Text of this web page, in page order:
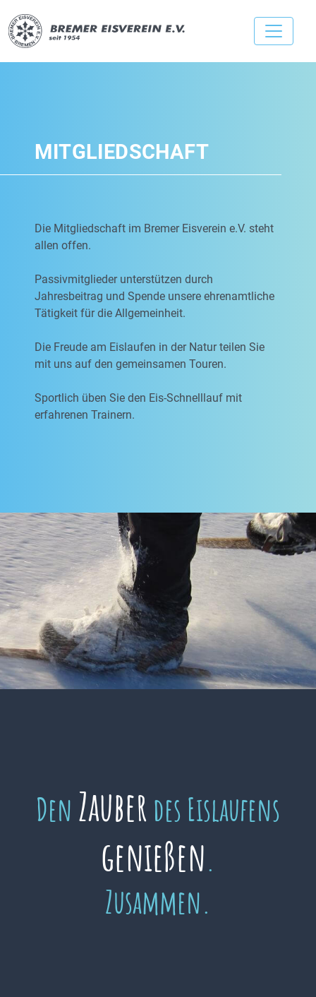
MITGLIEDSCHAFT
Die Mitgliedschaft im Bremer Eisverein e.V. steht
allen offen.
Passivmitglieder unterstützen durch
Jahresbeitrag und Spende unsere ehrenamtliche
Tätigkeit für die Allgemeinheit.
Die Freude am Eislaufen in der Natur teilen Sie
mit uns auf den gemeinsamen Touren.
Sportlich üben Sie den Eis-Schnelllauf mit
erfahrenen Trainern.
Den Zauber des Eislaufens
genießen.
Zusammen.